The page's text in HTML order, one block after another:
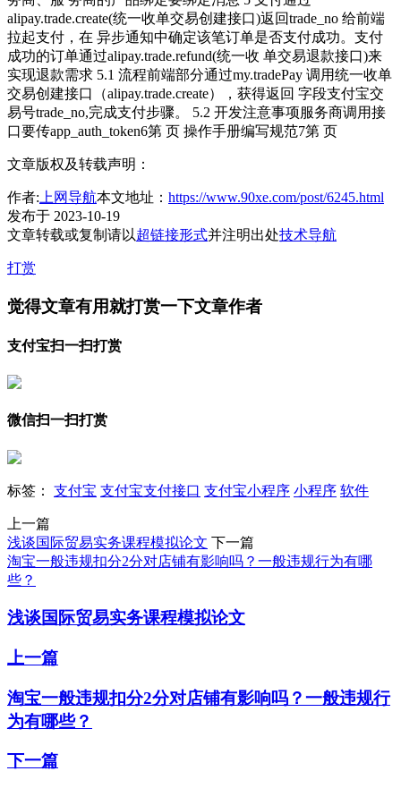
alipay.trade.create(统一收单交易创建接口)返回trade_no 给前端
拉起支付，在 异步通知中确定该笔订单是否支付成功。支付
成功的订单通过alipay.trade.refund(统一收 单交易退款接口)来
实现退款需求 5.1 流程前端部分通过my.tradePay 调用统一收单
交易创建接口（alipay.trade.create），获得返回 字段支付宝交
易号trade_no,完成支付步骤。 5.2 开发注意事项服务商调用接
口要传app_auth_token6第 页 操作手册编写规范7第 页
文章版权及转载声明：
作者: 上网导航本文地址： https://www.90xe.com/post/6245.html
发布于 2023-10-19
文章转载或复制请以超链接形式并注明出处技术导航
打赏
觉得文章有用就打赏一下文章作者
支付宝扫一扫打赏
微信扫一扫打赏
标签： 支付宝 支付宝支付接口 支付宝小程序 小程序 软件
上一篇
浅谈国际贸易实务课程模拟论文 下一篇
淘宝一般违规扣分2分对店铺有影响吗？一般违规行为有哪
些？
浅谈国际贸易实务课程模拟论文
上一篇
淘宝一般违规扣分2分对店铺有影响吗？一般违规行
为有哪些？
下一篇